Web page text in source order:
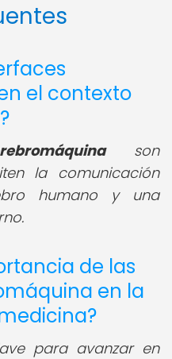
el contexto
son
la comunicación
humano y una
de las
en la
para avanzar en